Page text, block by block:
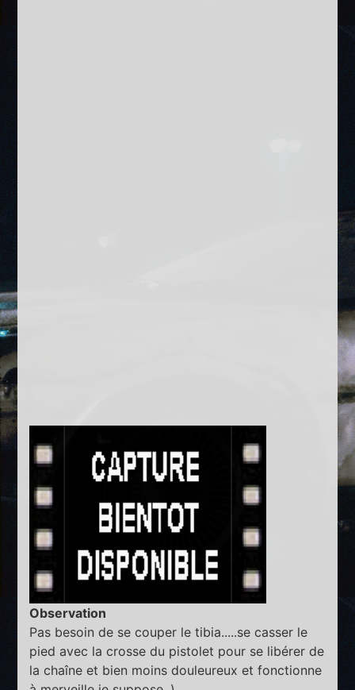
Observation
Pas besoin de se couper le tibia.....se casser le
pied avec la crosse du pistolet pour se libérer de
la chaîne et bien moins douleureux et fonctionne